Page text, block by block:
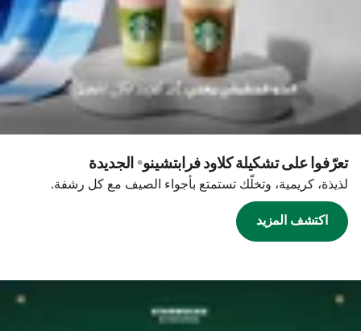
تعرّفوا على تشكيلة كلاود فرابتشينو® الجديدة
لذيذة، كريمية، وتخلّك تستمتع بأجواء الصيف مع كل رشفة.
اكتشف المزيد